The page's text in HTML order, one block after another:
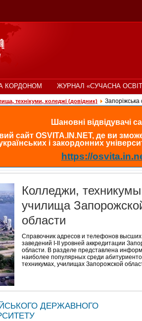
КОРДОНОМ ЖУРНАЛ «СУЧАСНА
технікуми, коледжі (довідник) Запоріжська
Шановні відвідувачі
сайт OSVITA.IN.NET, де ви
і закордонних
https://
Колледжи,
училища
области
Справочник адресов и телефонов
заведений I-II уровней аккредитации
области. В разделе представлена
наиболее популярных среди
техникумах, училищах Запорожской
ДЕРЖАВНОГО